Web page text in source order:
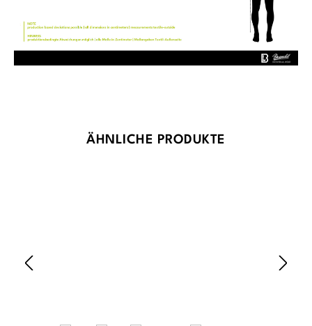
Produktgalerie überspringen
ÄHNLICHE PRODUKTE